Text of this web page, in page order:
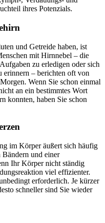
ihres Potenzials.
und Getreide haben, ist
mit Hirnnebel – die
zu erledigen oder sich
erinnern – berichten oft von
Wenn Sie schon einmal
an ein bestimmtes Wort
konnten, haben Sie schon
im Körper äußert sich häufig
Bändern und einer
Ihr Körper nicht ständig
viel effizienter.
erforderlich. Je kürzer
schneller sind Sie wieder